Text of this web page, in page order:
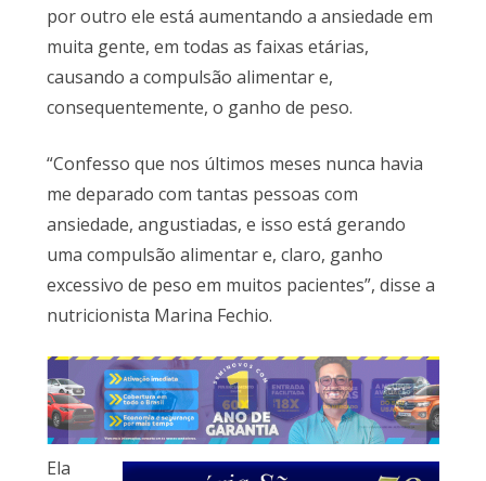
por outro ele está aumentando a ansiedade em
muita gente, em todas as faixas etárias,
causando a compulsão alimentar e,
consequentemente, o ganho de peso.
“Confesso que nos últimos meses nunca havia
me deparado com tantas pessoas com
ansiedade, angustiadas, e isso está gerando
uma compulsão alimentar e, claro, ganho
excessivo de peso em muitos pacientes”, disse a
nutricionista Marina Fechio.
Ela